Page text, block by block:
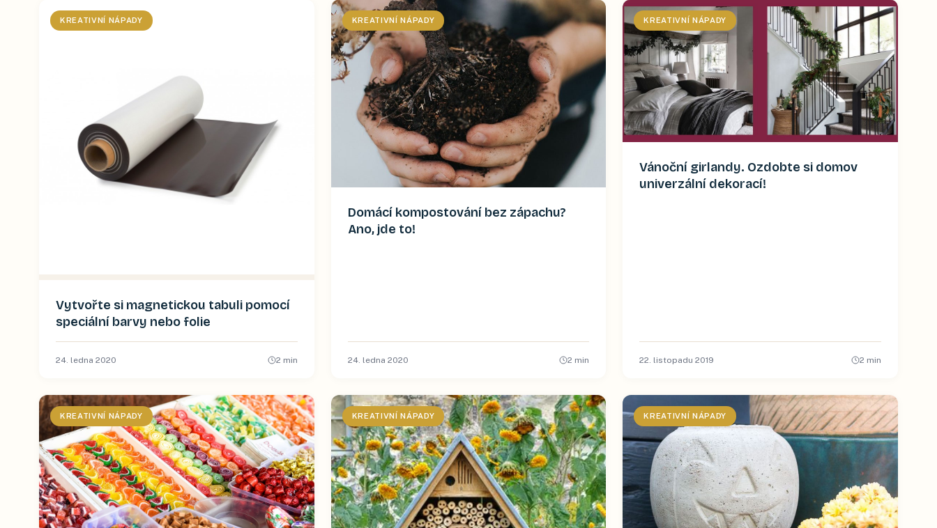
KREATIVNÍ NÁPADY
Vytvořte si magnetickou tabuli pomocí
speciální barvy nebo folie
24. ledna 2020 2 min
KREATIVNÍ NÁPADY
Domácí kompostování bez zápachu?
Ano, jde to!
24. ledna 2020 2 min
KREATIVNÍ NÁPADY
Vánoční girlandy. Ozdobte si domov
univerzální dekorací!
22. listopadu 2019 2 min
KREATIVNÍ NÁPADY KREATIVNÍ NÁPADY KREATIVNÍ NÁPADY